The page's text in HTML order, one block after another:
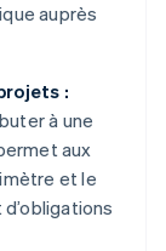
auprès
:
à une
aux
et le